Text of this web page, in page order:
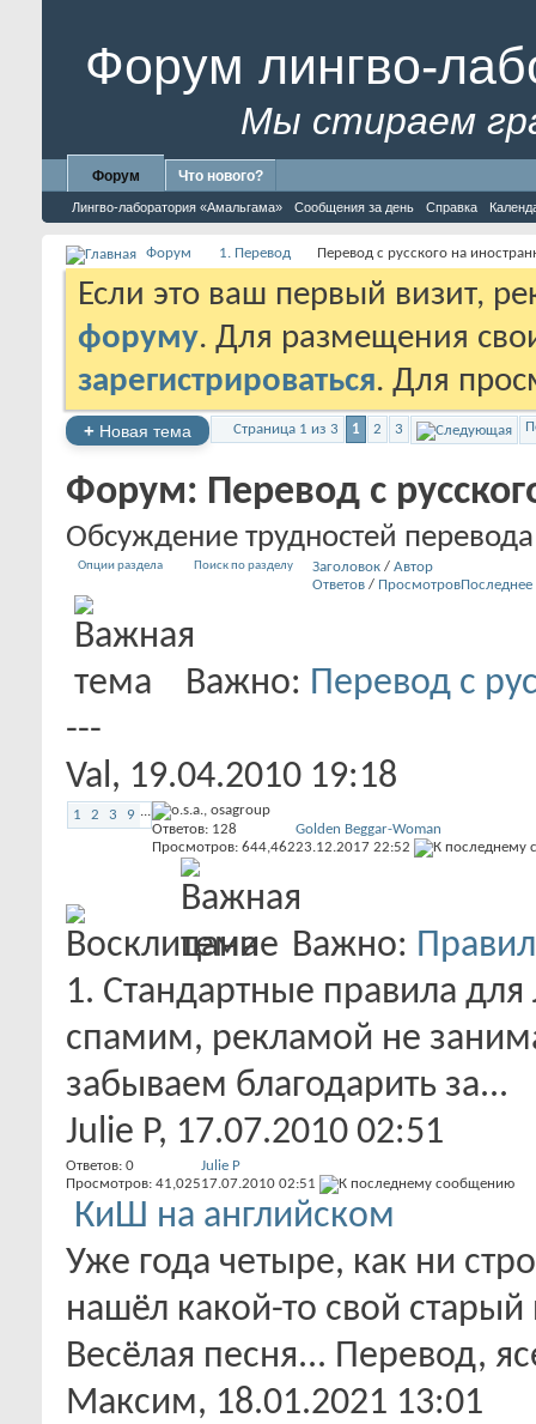
Форум лингво-
Мы стираем
Форум
Лингво-лаборатория «Амальгама» Сообщения за день Справка
Что нового?
Форум 1. Перевод Перевод с русского на
Если это ваш первый визит,
форуму. Для размещения
зарегистрироваться. Для
+ Новая тема Страница 1 из 3 1 2 3
Форум: Перевод с
Обсуждение трудностей
Опции раздела Поиск по разделу Заголовок / Автор
Ответов / Просмотров
Важно: Перевод с
---
Val, 19.04.2010 19:18
1 2 3 ...
9
Ответов: 128
Просмотров: 644,462
Golden Beggar-Woman
23.12.2017 22:52
Важно:
1. Стандартные правила
спамим, рекламой не
забываем благодарить за...
Julie P, 17.07.2010 02:51
Ответов: 0
Просмотров: 41,025
Julie P
17.07.2010 02:51
КиШ на английском
Уже года четыре, как ни
нашёл какой-то свой
Весёлая песня... Перевод,
Максим, 18.01.2021 13:01